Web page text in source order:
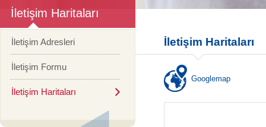
İletişim Haritaları
İletişim Adresleri
İletişim Formu
İletişim Haritaları
İletişim Haritaları
Googlemap